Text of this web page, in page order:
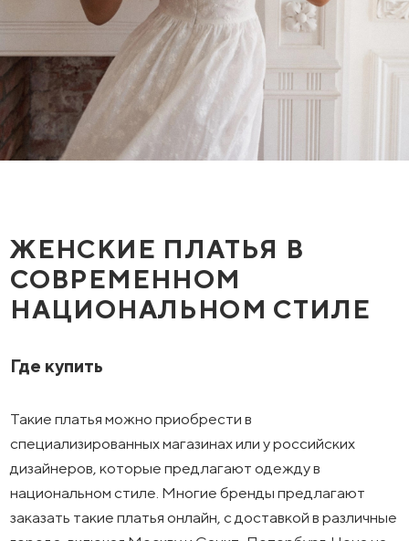
ЖЕНСКИЕ ПЛАТЬЯ В
СОВРЕМЕННОМ
НАЦИОНАЛЬНОМ СТИЛЕ
Где купить
Такие платья можно приобрести в
специализированных магазинах или у российских
дизайнеров, которые предлагают одежду в
национальном стиле. Многие бренды предлагают
заказать такие платья онлайн, с доставкой в различные